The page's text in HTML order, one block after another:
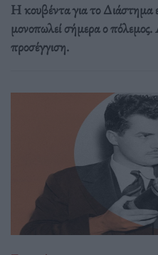
Η κουβέντα για το Διάστημα
μονοπωλεί σήμερα ο πόλεμος.
προσέγγιση.